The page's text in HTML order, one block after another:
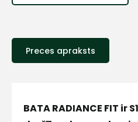
Preces apraksts
BATA RADIANCE FIT ir